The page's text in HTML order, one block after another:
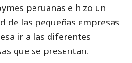
peruanas e hizo un
de las pequeñas empresas
a las diferentes
que se presentan.